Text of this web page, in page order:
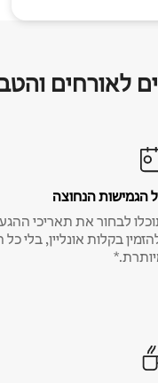
לאורחים
הגמישות הנחוצה
לבחור את תאריכי
בקלות אונליין, בלי